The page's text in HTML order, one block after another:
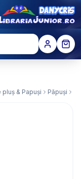
pluș & Papuși Păpuși